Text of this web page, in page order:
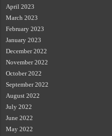
April 2023
March 2023
February 2023
January 2023
December 2022
November 2022
October 2022
September 2022
August 2022
July 2022
June 2022
May 2022